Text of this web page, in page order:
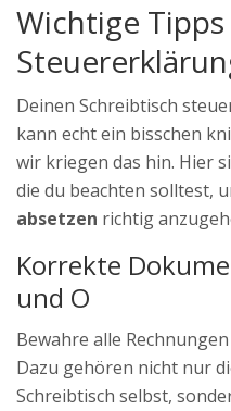
Wichtige
Deinen Schreibtisch
kann echt ein bisschen
wir kriegen das hin. Hier
die du beachten solltest,
absetzen richtig
Korrekte
und O
Bewahre alle
Dazu gehören nicht nur
Schreibtisch selbst,